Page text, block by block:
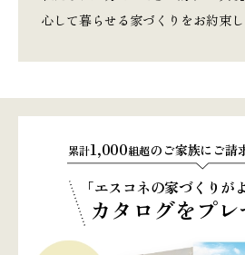
心して暮らせる家づくりをお約束し
累計1,000組超のご家族にご請
「エスコネの家づくりが
カタログをプ